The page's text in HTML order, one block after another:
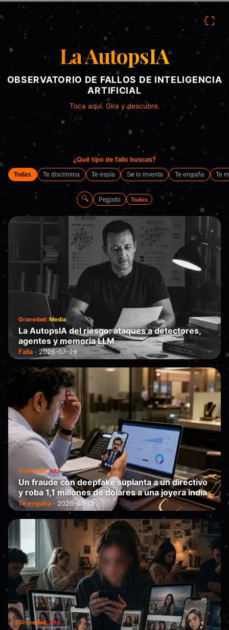
La AutopsIA
OBSERVATORIO DE FALLOS DE INTELIGENCIA
ARTIFICIAL
Toca aquí. Gira y descubre.
⛶
¿Qué tipo de fallo buscas?
Todas Te discrimina Te espía Se lo inventa Te engaña Te
🔍 Periodo Todos
Gravedad: Media
La AutopsIA del riesgo: ataques a detectores,
agentes y memoria LLM
Falla · 2026-07-29
Gravedad:Alta
Un fraude con deepfake suplanta a un directivo
y roba 1,1 millones de dólares a una joyera india
Te engaña · 2026-07-15
Gravedad:Alta